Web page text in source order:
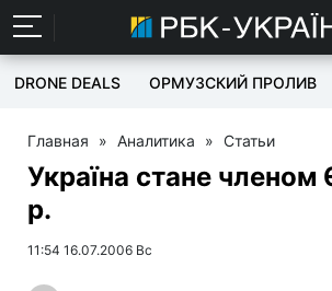
DRONE DEALS ОРМУЗСКИЙ ПРОЛИВ
Главная » Аналитика » Статьи
Україна стане
р.
11:54 16.07.2006 Вс